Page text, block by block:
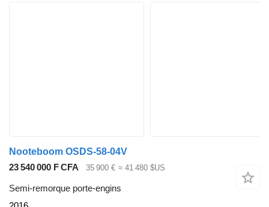
Nooteboom OSDS-58-04V
23 540 000 F CFA
35 900 € ≈ 41 480 $US
Semi-remorque porte-engins